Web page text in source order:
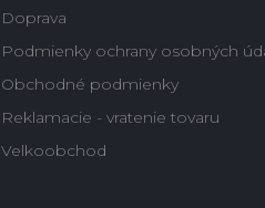
Doprava
Podmienky ochrany osobných
Obchodné podmienky
Reklamacie - vratenie tovaru
Velkoobchod